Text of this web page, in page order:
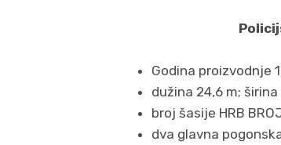
Godina proizvodnje
dužina 24,6 m; širina
broj šasije HRB
dva glavna